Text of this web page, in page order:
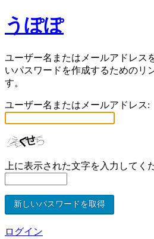
うぽぽ
ユーザー名またはメールアドレス
いパスワードを作成するためのリ
す。
ユーザー名またはメールアドレス:
上に表示された文字を入力してく
ログイン